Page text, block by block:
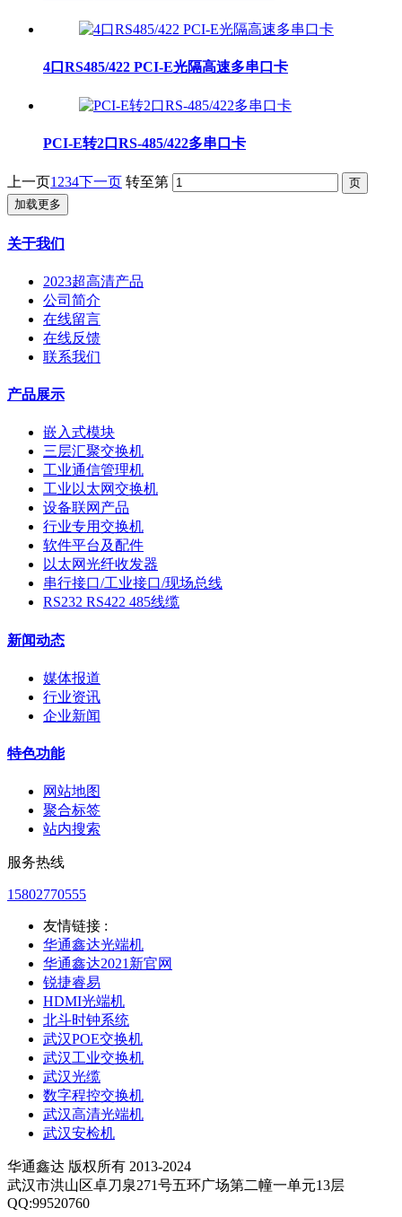
4口RS485/422 PCI-E光隔高速多串口卡
PCI-E转2口RS-485/422多串口卡
上一页1 234下一页 转至第
加载更多
关于我们
2023超高清产品
公司简介
在线留言
在线反馈
联系我们
产品展示
嵌入式模块
三层汇聚交换机
工业通信管理机
工业以太网交换机
设备联网产品
行业专用交换机
软件平台及配件
以太网光纤收发器
串行接口/工业接口/现场总线
RS232 RS422 485线缆
新闻动态
媒体报道
行业资讯
企业新闻
特色功能
网站地图
聚合标签
站内搜索
服务热线
15802770555
友情链接 :
华通鑫达光端机
华通鑫达2021新官网
锐捷睿易
HDMI光端机
北斗时钟系统
武汉POE交换机
武汉工业交换机
武汉光缆
数字程控交换机
武汉高清光端机
武汉安检机
华通鑫达 版权所有 2013-2024
武汉市洪山区卓刀泉271号五环广场第二幢一单元13层
QQ:99520760